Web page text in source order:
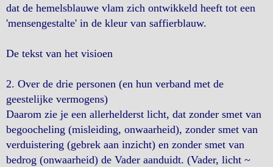
dat de hemelsblauwe vlam zich ontwikkeld heeft tot een
'mensengestalte' in de kleur van saffierblauw.
De tekst van het visioen
2. Over de drie personen (en hun verband met de
geestelijke vermogens)
Daarom zie je een allerhelderst licht, dat zonder smet van
begoocheling (misleiding, onwaarheid), zonder smet van
verduistering (gebrek aan inzicht) en zonder smet van
bedrog (onwaarheid) de Vader aanduidt. (Vader, licht ~